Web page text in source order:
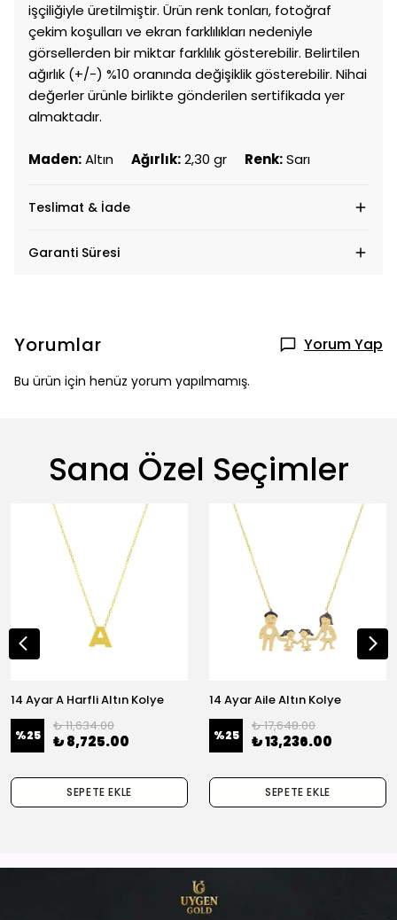
işçiliğiyle üretilmiştir. Ürün renk tonları, fotoğraf
çekim koşulları ve ekran farklılıkları nedeniyle
görsellerden bir miktar farklılık gösterebilir. Belirtilen
ağırlık (+/-) %10 oranında değişiklik gösterebilir. Nihai
değerler ürünle birlikte gönderilen sertifikada yer
almaktadır.
Maden:Altın Ağırlık:2,30 gr Renk:Sarı
Teslimat & İade
Garanti Süresi
Yorumlar Yorum Yap
Bu ürün için henüz yorum yapılmamış.
Sana Özel Seçimler
14 Ayar A Harfli Altın Kolye
%25
₺ 11,634.00
₺ 8,725.00
SEPETE EKLE
14 Ayar Aile Altın Kolye
%25
₺ 17,648.00
₺ 13,236.00
SEPETE EKLE